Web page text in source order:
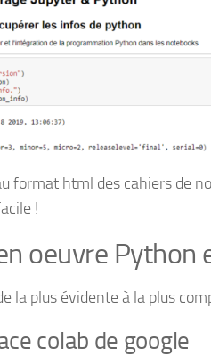
format html des cahiers de
!
oeuvre Python
la plus évidente à la plus
colab de google